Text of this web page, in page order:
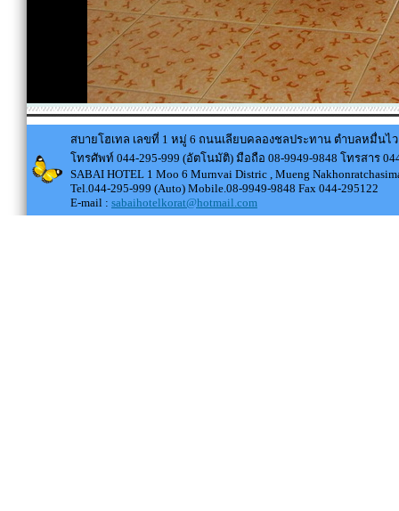
สบายโฮเทล เลขที่ 1 หมู่ 6 ถนนเลียบคลองชลประทาน ตำบลหมื่นไ
โทรศัพท์ 044-295-999 (อัตโนมัติ) มือถือ 08-9949-9848 โทรสาร
SABAI HOTEL 1 Moo 6 Murnvai Distric , Mueng
Tel.044-295-999 (Auto) Mobile.08-9949-9848 Fax 044-295122
E-mail : sabaihotelkorat@hotmail.com